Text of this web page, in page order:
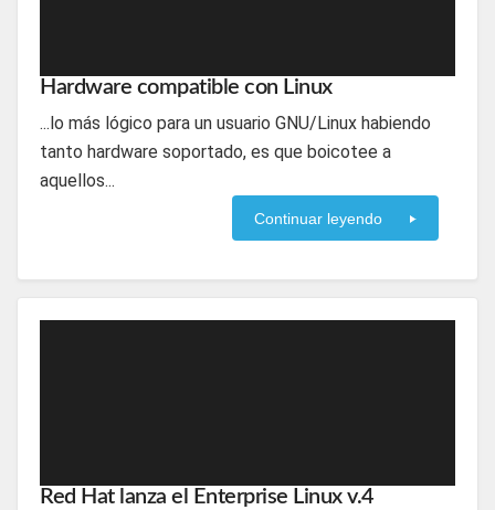
Hardware compatible con Linux
...lo más lógico para un usuario GNU/Linux habiendo
tanto hardware soportado, es que boicotee a
aquellos...
Continuar leyendo
Red Hat lanza el Enterprise Linux v.4